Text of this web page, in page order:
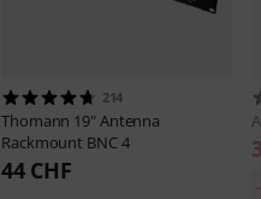
214
Thomann 19" Antenna
Rackmount BNC 4
44 CHF